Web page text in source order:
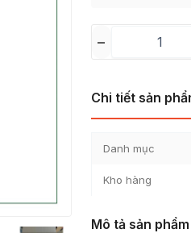
−
Chi tiết sản
Danh mục
Kho hàng
Mô tả sản phẩm